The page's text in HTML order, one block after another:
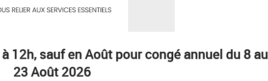
12h, sauf en Août pour congé annuel du 8 au
23 Août 2026